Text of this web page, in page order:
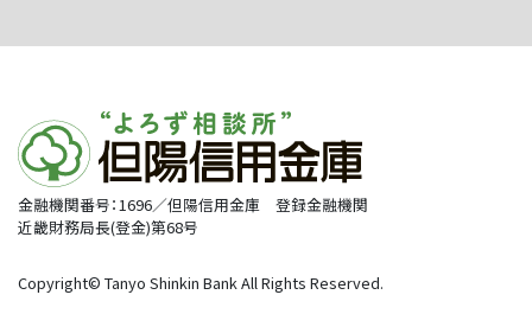
金融機関番号：1696／但陽信用金庫 登録金融機関
近畿財務局長(登金)第68号
Copyright© Tanyo Shinkin Bank All Rights Reserved.